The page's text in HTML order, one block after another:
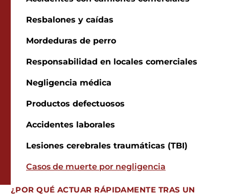
Resbalones y caídas
Mordeduras de perro
Responsabilidad en locales comerciales
Negligencia médica
Productos defectuosos
Accidentes laborales
Lesiones cerebrales traumáticas (TBI)
Casos de muerte por negligencia
¿POR QUÉ ACTUAR RÁPIDAMENTE TRAS UN